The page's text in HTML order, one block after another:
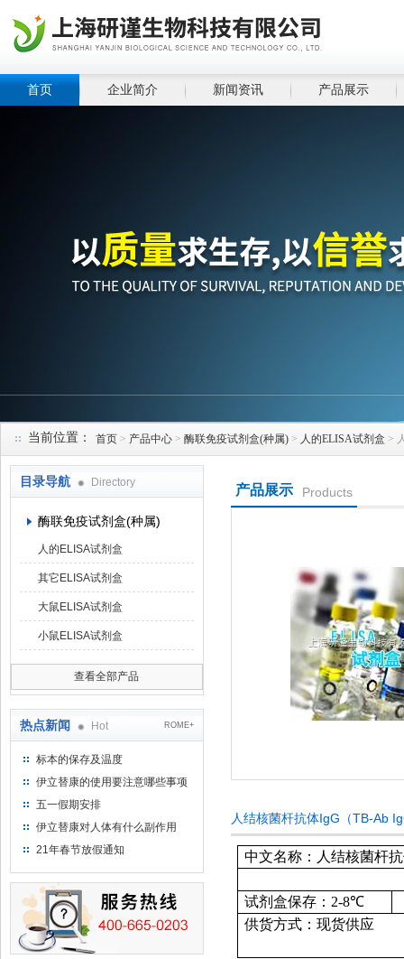
首页 企业简介 新闻资讯 产品展示
当前位置： 首页 > 产品中心 > 酶联免疫试剂盒(种属) > 人的ELISA试剂盒 >
目录导航 Directory
酶联免疫试剂盒(种属)
人的ELISA试剂盒
其它ELISA试剂盒
大鼠ELISA试剂盒
小鼠ELISA试剂盒
查看全部产品
热点新闻 Hot ROME+
标本的保存及温度
伊立替康的使用要注意哪些事项
五一假期安排
伊立替康对人体有什么副作用
21年春节放假通知
产品展示 Products
人结核菌杆抗体IgG（TB-Ab
中文名称：人结核菌杆
试剂盒保存： 2-8℃
供货方式：现货供应